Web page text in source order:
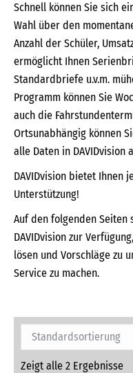
Schnell können Sie sich
Wahl über den
Anzahl der Schüler,
ermöglicht Ihnen
Standardbriefe u.v.m.
Programm können Sie
auch die
Ortsunabhängig können
alle Daten in
DAVIDvision bietet Ihnen
Unterstützung!
Auf den folgenden Seiten
DAVIDvision zur
lösen und Vorschläge zu
Service zu machen.
Zeigt alle 2 Ergebnisse